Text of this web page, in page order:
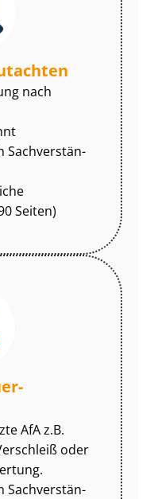
nach
Sach­ver­stän­
Seiten)
AfA z.B.
oder
Sach­ver­stän­